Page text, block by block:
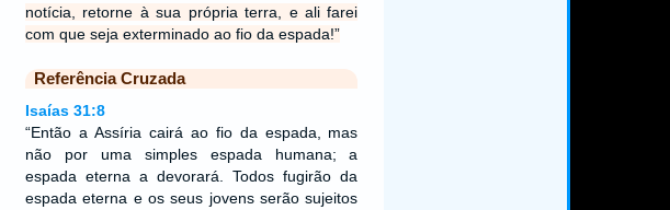
notícia, retorne à sua própria terra, e ali farei
com que seja exterminado ao fio da espada!”
Referência Cruzada
Isaías 31:8
“Então a Assíria cairá ao fio da espada, mas
não por uma simples espada humana; a
espada eterna a devorará. Todos fugirão da
espada eterna e os seus jovens serão sujeitos